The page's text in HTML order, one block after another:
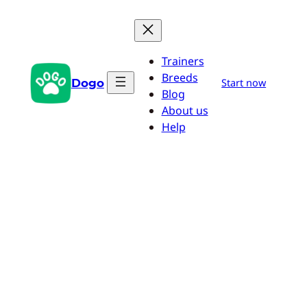
Dogo
Trainers
Breeds
Blog
About us
Help
Start now